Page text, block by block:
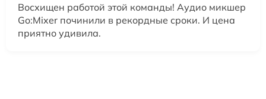
Восхищен работой этой команды! Аудио микшер
Go:Mixer починили в рекордные сроки. И цена
приятно удивила.